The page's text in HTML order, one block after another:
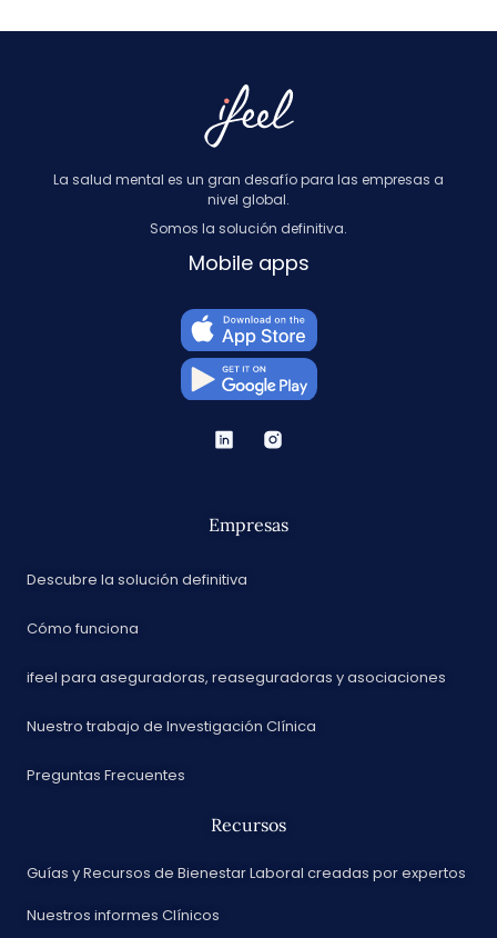
La salud mental es un gran desafío para las empresas a
nivel global.
Somos la solución definitiva.
Mobile apps
Empresas
Descubre la solución definitiva
Cómo funciona
ifeel para aseguradoras, reaseguradoras y asociaciones
Nuestro trabajo de Investigación Clínica
Preguntas Frecuentes
Recursos
Guías y Recursos de Bienestar Laboral creadas por expertos
Nuestros informes Clínicos